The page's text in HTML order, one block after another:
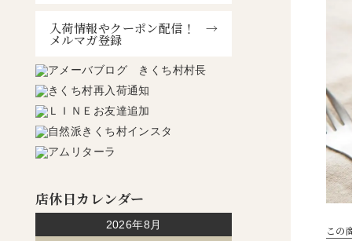
この
入荷情報やクーポン配信！
メルマガ登録
店休日カレンダー
2026年8月